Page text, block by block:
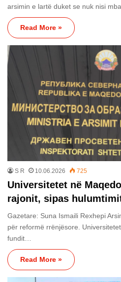
arsimin e lartë duket se nuk nisi
Read More »
S R 10.06.2026 725
Universitetet në
rajonit, sipas
Gazetare: Suna Ismaili Rexhepi
për reformë rrënjësore.
fundit…
Read More »